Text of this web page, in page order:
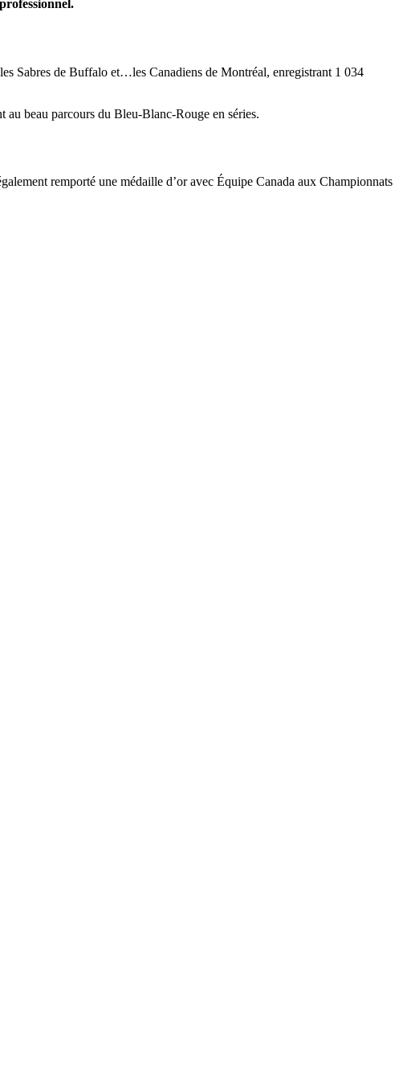
Sabres de Buffalo et…les Canadiens de Montréal, enregistrant 1 034
au beau parcours du Bleu-Blanc-Rouge en séries.
remporté une médaille d’or avec Équipe Canada aux Championnats